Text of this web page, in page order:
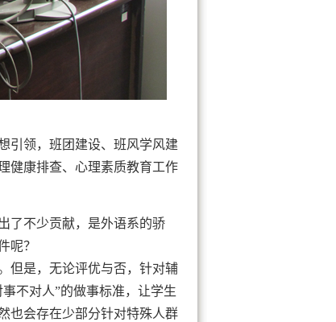
引领，班团建设、班风学风建
健康排查、心理素质教育工作
了不少贡献，是外语系的骄
呢？
但是，无论评优与否，针对辅
不对人”的做事标准，让学生
也会存在少部分针对特殊人群